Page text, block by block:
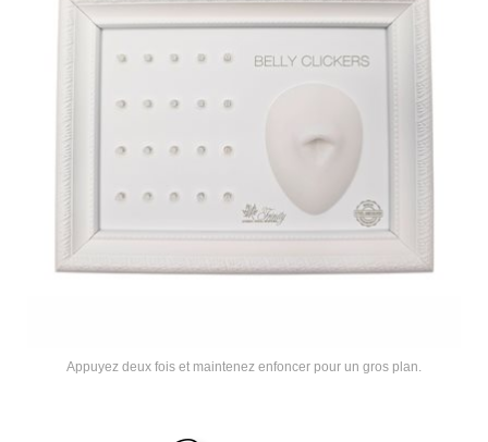
Appuyez deux fois et maintenez enfoncer pour un gros plan.